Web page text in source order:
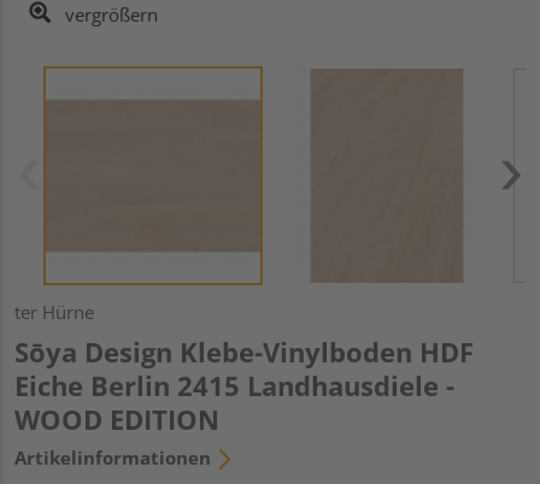
vergrößern
ter Hürne
Sōya Design Klebe-Vinylboden HDF
Eiche Berlin 2415 Landhausdiele -
WOOD EDITION
Artikelinformationen